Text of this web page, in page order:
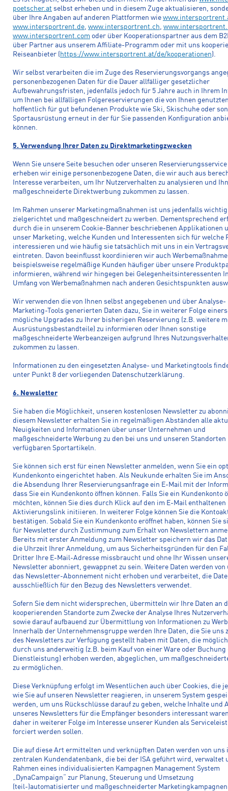
poetscher.at selbst erheben und in diesem Zuge aktualisieren,
über Ihre Angaben auf anderen Plattformen wie
www.intersportrent.de, www.intersportrent.ch,
www.intersportrent.com oder über Kooperationspartner aus dem
über Partner aus unserem Affiliate-Programm oder mit uns
Reiseanbieter ( https://www.intersportrent.at/de/kooperationen).
Wir selbst verarbeiten die im Zuge des Reservierungsvorgangs
personenbezogenen Daten für die Dauer allfälliger gesetzlicher
Aufbewahrungsfristen, jedenfalls jedoch für 5 Jahre auch in Ihrem
um Ihnen bei allfälligen Folgereservierungen die von Ihnen
hoffentlich für gut befundenen Produkte wie Ski, Skischuhe oder
Sportausrüstung erneut in der für Sie passenden Konfiguration
können.
5. Verwendung Ihrer Daten zu Direktmarketingzwecken
Wenn Sie unsere Seite besuchen oder unseren
erheben wir einige personenbezogene Daten, die wir auch aus
Interesse verarbeiten, um Ihr Nutzerverhalten zu analysieren und
maßgeschneiderte Direktwerbung zukommen zu lassen.
Im Rahmen unserer Marketingmaßnahmen ist uns jedenfalls
zielgerichtet und maßgeschneidert zu werben. Dementsprechend
durch die in unserem Cookie-Banner beschriebenen Applikationen
unser Marketing, welche Kunden und Interessenten sich für welche
interessieren und wie häufig sie tatsächlich mit uns in ein
eintreten. Davon beeinflusst koordinieren wir auch
beispielsweise regelmäßige Kunden häufiger über unsere
informieren, während wir hingegen bei Gelegenheitsinteressenten
Umfang von Werbemaßnahmen nach anderen Gesichtspunkten
Wir verwenden die von Ihnen selbst angegebenen und über Analyse-
Marketing-Tools generierten Daten dazu, Sie in weiterer Folge
mögliche Upgrades zu Ihrer bisherigen Reservierung (z.B. weitere
Ausrüstungsbestandteile) zu informieren oder Ihnen sonstige
maßgeschneiderte Werbeanzeigen aufgrund Ihres
zukommen zu lassen.
Informationen zu den eingesetzten Analyse- und Marketingtools
unter Punkt 8 der vorliegenden Datenschutzerklärung.
6. Newsletter
Sie haben die Möglichkeit, unseren kostenlosen Newsletter zu
diesem Newsletter erhalten Sie in regelmäßigen Abständen alle
Neuigkeiten und Informationen über unser Unternehmen und
maßgeschneiderte Werbung zu den bei uns und unseren Standorten
verfügbaren Sportartikeln.
Sie können sich erst für einen Newsletter anmelden, wenn Sie ein
Kundenkonto eingerichtet haben. Als Neukunde erhalten Sie im
die Absendung Ihrer Reservierungsanfrage ein E-Mail mit der
dass Sie ein Kundenkonto öffnen können. Falls Sie ein Kundenkonto
möchten, können Sie dies durch Klick auf den im E-Mail enthaltenen
Aktivierungslink initiieren. In weiterer Folge können Sie die
bestätigen. Sobald Sie ein Kundenkonto eröffnet haben, können Sie
für Newsletter durch Zustimmung zum Erhalt von Newslettern
Bereits mit erster Anmeldung zum Newsletter speichern wir das
die Uhrzeit Ihrer Anmeldung, um aus Sicherheitsgründen für den
Dritter Ihre E-Mail-Adresse missbraucht und ohne Ihr Wissen
Newsletter abonniert, gewappnet zu sein. Weitere Daten werden von
das Newsletter-Abonnement nicht erhoben und verarbeitet, die
ausschließlich für den Bezug des Newsletters verwendet.
Sofern Sie dem nicht widersprechen, übermitteln wir Ihre Daten an
kooperierenden Standorte zum Zwecke der Analyse Ihres
sowie darauf aufbauend zur Übermittlung von Informationen zu
Innerhalb der Unternehmensgruppe werden Ihre Daten, die Sie uns
des Newsletters zur Verfügung gestellt haben mit Daten, die
durch uns anderweitig (z.B. beim Kauf von einer Ware oder Buchung
Dienstleistung) erhoben werden, abgeglichen, um
zu ermöglichen.
Diese Verknüpfung erfolgt im Wesentlichen auch über Cookies, die
wie Sie auf unseren Newsletter reagieren, in unserem System
werden, um uns Rückschlüsse darauf zu geben, welche Inhalte und
unseres Newsletters für die Empfänger besonders interessant
daher in weiterer Folge im Interesse unserer Kunden als
forciert werden sollen.
Die auf diese Art ermittelten und verknüpften Daten werden von uns
zentralen Kundendatenbank, die bei der ISA geführt wird, verwaltet
Rahmen eines individualisierten Kampagnen Management System
„DynaCampaign“ zur Planung, Steuerung und Umsetzung
(teil-)automatisierter und maßgeschneiderter Marketingkampagnen